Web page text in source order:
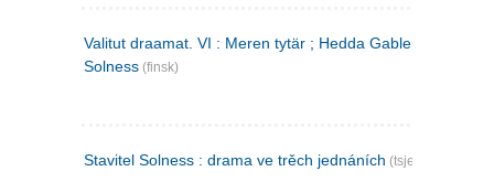
Valitut draamat. VI : Meren tytär ; Hedda Gabler ;
Solness (finsk)
Stavitel Solness : drama ve trěch jednáních (tsjekkisk)